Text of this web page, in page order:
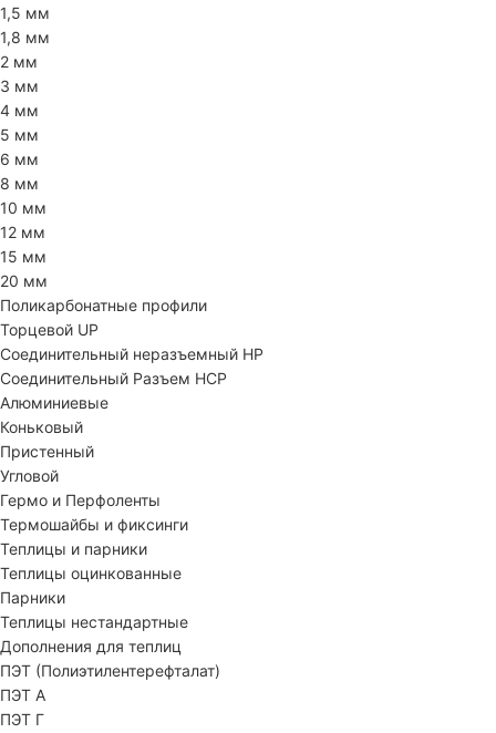
1,5 мм
1,8 мм
2 мм
3 мм
4 мм
5 мм
6 мм
8 мм
10 мм
12 мм
15 мм
20 мм
Поликарбонатные профили
Торцевой UP
Соединительный неразъемный HP
Соединительный Разъем HCP
Алюминиевые
Коньковый
Пристенный
Угловой
Гермо и Перфоленты
Термошайбы и фиксинги
Теплицы и парники
Теплицы оцинкованные
Парники
Теплицы нестандартные
Дополнения для теплиц
ПЭТ (Полиэтилентерефталат)
ПЭТ А
ПЭТ Г